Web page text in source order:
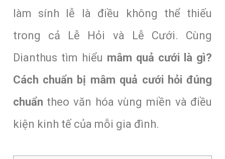
làm sính lễ là điều không thể thiếu
trong cả Lễ Hỏi và Lễ Cưới. Cùng
Dianthus tìm hiểu mâm quả cưới là gì?
Cách chuẩn bị mâm quả cưới hỏi đúng
chuẩn theo văn hóa vùng miền và điều
kiện kinh tế của mỗi gia đình.